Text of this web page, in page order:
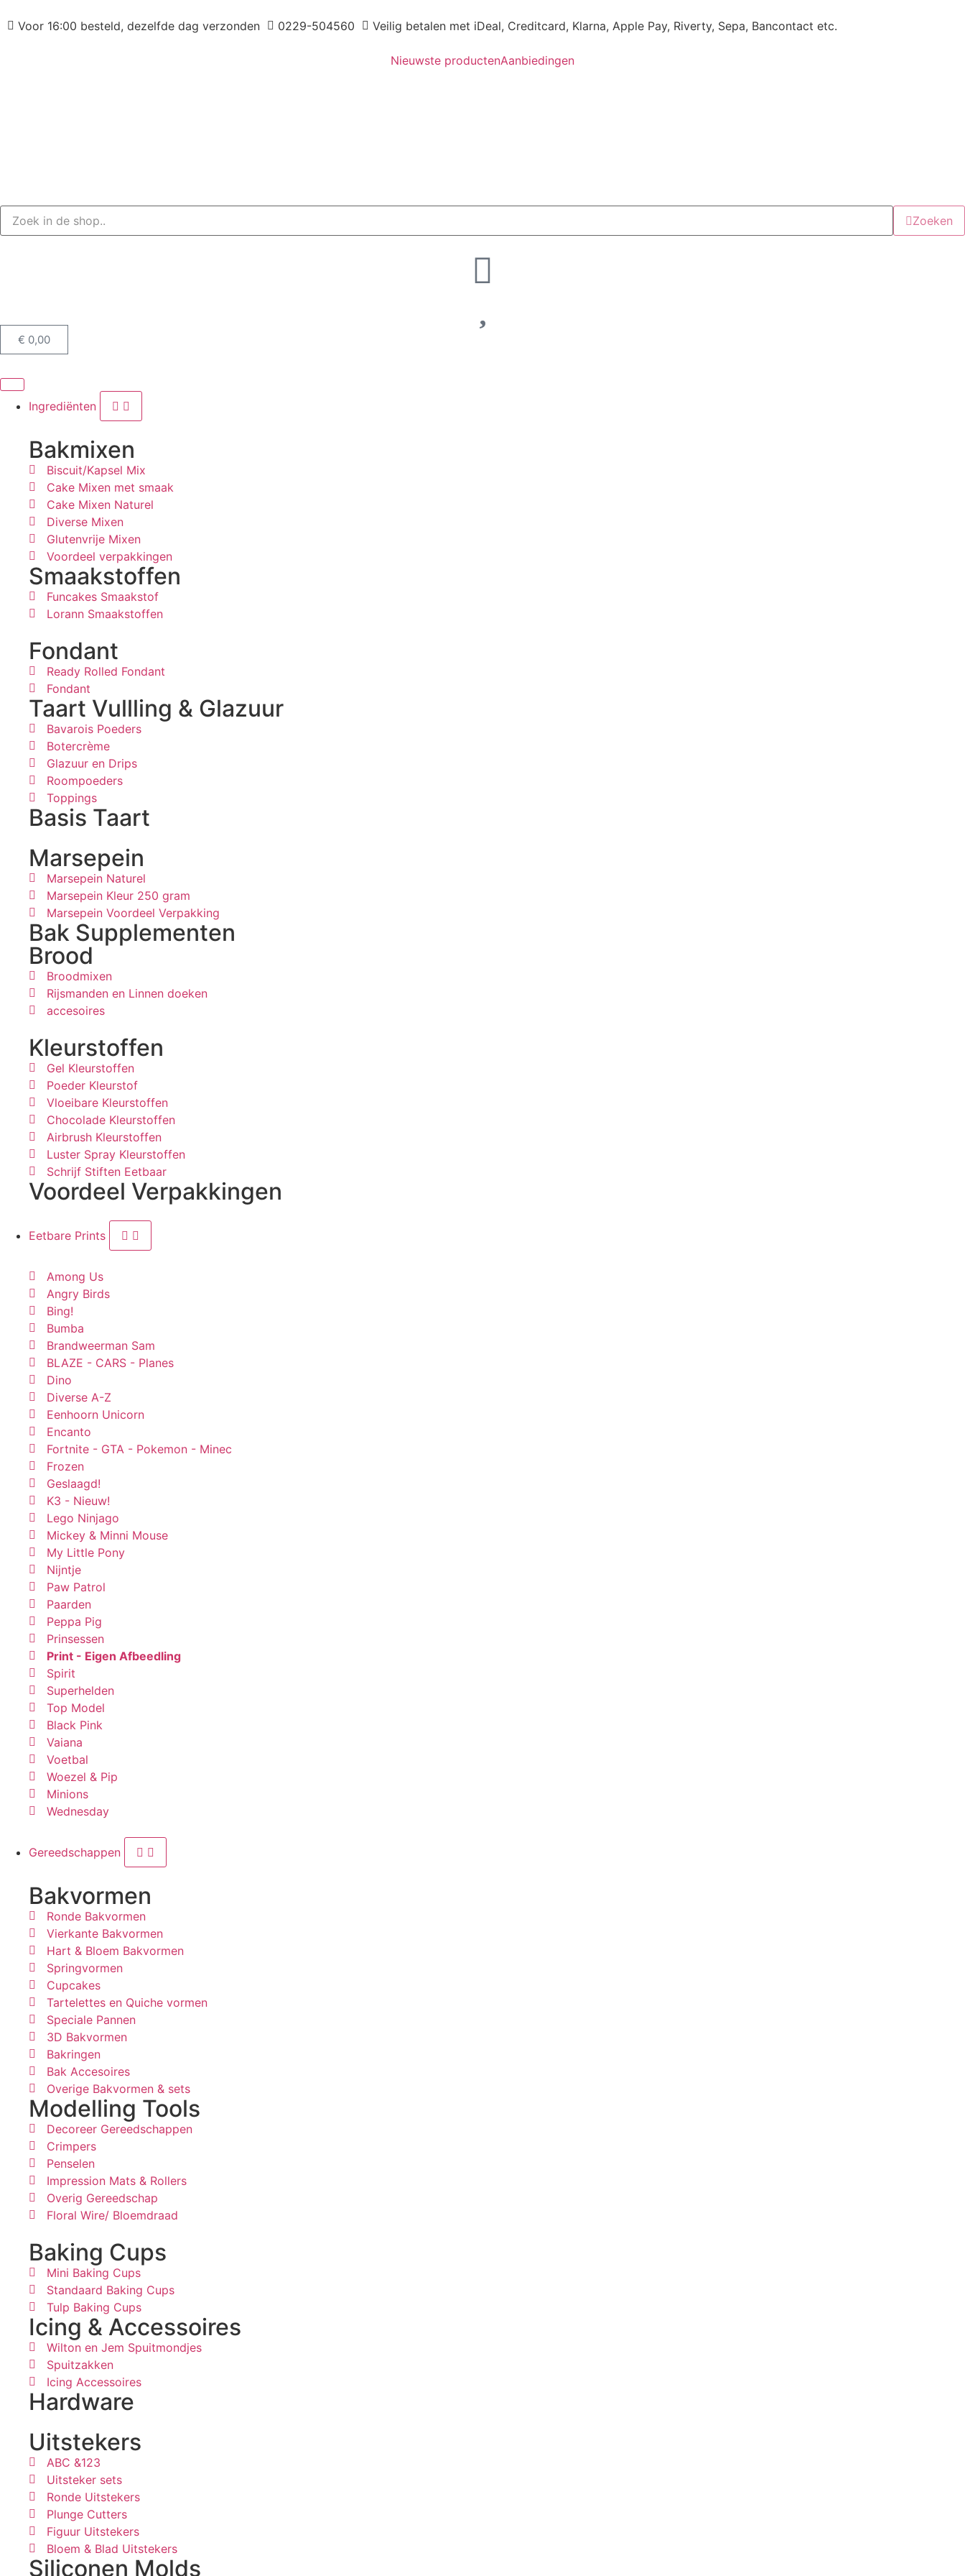
Voor 16:00 besteld, dezelfde dag verzonden 0229-504560 Veilig betalen met iDeal, Creditcard, Klarna, Apple Pay, Riverty, Sepa, Bancontact etc.
Nieuwste productenAanbiedingen
Zoeken
€ 0,00
Ingrediënten
Bakmixen
Biscuit/Kapsel Mix
Cake Mixen met smaak
Cake Mixen Naturel
Diverse Mixen
Glutenvrije Mixen
Voordeel verpakkingen
Smaakstoffen
Funcakes Smaakstof
Lorann Smaakstoffen
Fondant
Ready Rolled Fondant
Fondant
Taart Vullling & Glazuur
Bavarois Poeders
Botercrème
Glazuur en Drips
Roompoeders
Toppings
Basis Taart
Marsepein
Marsepein Naturel
Marsepein Kleur 250 gram
Marsepein Voordeel Verpakking
Bak Supplementen
Brood
Broodmixen
Rijsmanden en Linnen doeken
accesoires
Kleurstoffen
Gel Kleurstoffen
Poeder Kleurstof
Vloeibare Kleurstoffen
Chocolade Kleurstoffen
Airbrush Kleurstoffen
Luster Spray Kleurstoffen
Schrijf Stiften Eetbaar
Voordeel Verpakkingen
Eetbare Prints
Among Us
Angry Birds
Bing!
Bumba
Brandweerman Sam
BLAZE - CARS - Planes
Dino
Diverse A-Z
Eenhoorn Unicorn
Encanto
Fortnite - GTA - Pokemon - Minec
Frozen
Geslaagd!
K3 - Nieuw!
Lego Ninjago
Mickey & Minni Mouse
My Little Pony
Nijntje
Paw Patrol
Paarden
Peppa Pig
Prinsessen
Print - Eigen Afbeedling
Spirit
Superhelden
Top Model
Black Pink
Vaiana
Voetbal
Woezel & Pip
Minions
Wednesday
Gereedschappen
Bakvormen
Ronde Bakvormen
Vierkante Bakvormen
Hart & Bloem Bakvormen
Springvormen
Cupcakes
Tartelettes en Quiche vormen
Speciale Pannen
3D Bakvormen
Bakringen
Bak Accesoires
Overige Bakvormen & sets
Modelling Tools
Decoreer Gereedschappen
Crimpers
Penselen
Impression Mats & Rollers
Overig Gereedschap
Floral Wire/ Bloemdraad
Baking Cups
Mini Baking Cups
Standaard Baking Cups
Tulp Baking Cups
Icing & Accessoires
Wilton en Jem Spuitmondjes
Spuitzakken
Icing Accessoires
Hardware
Uitstekers
ABC &123
Uitsteker sets
Ronde Uitstekers
Plunge Cutters
Figuur Uitstekers
Bloem & Blad Uitstekers
Siliconen Molds